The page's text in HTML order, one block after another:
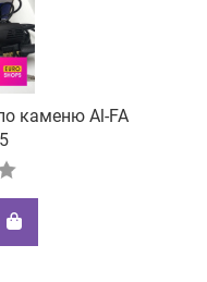
каменю Al-FA